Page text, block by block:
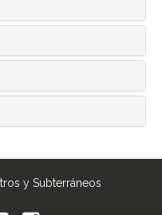
y Subterráneos